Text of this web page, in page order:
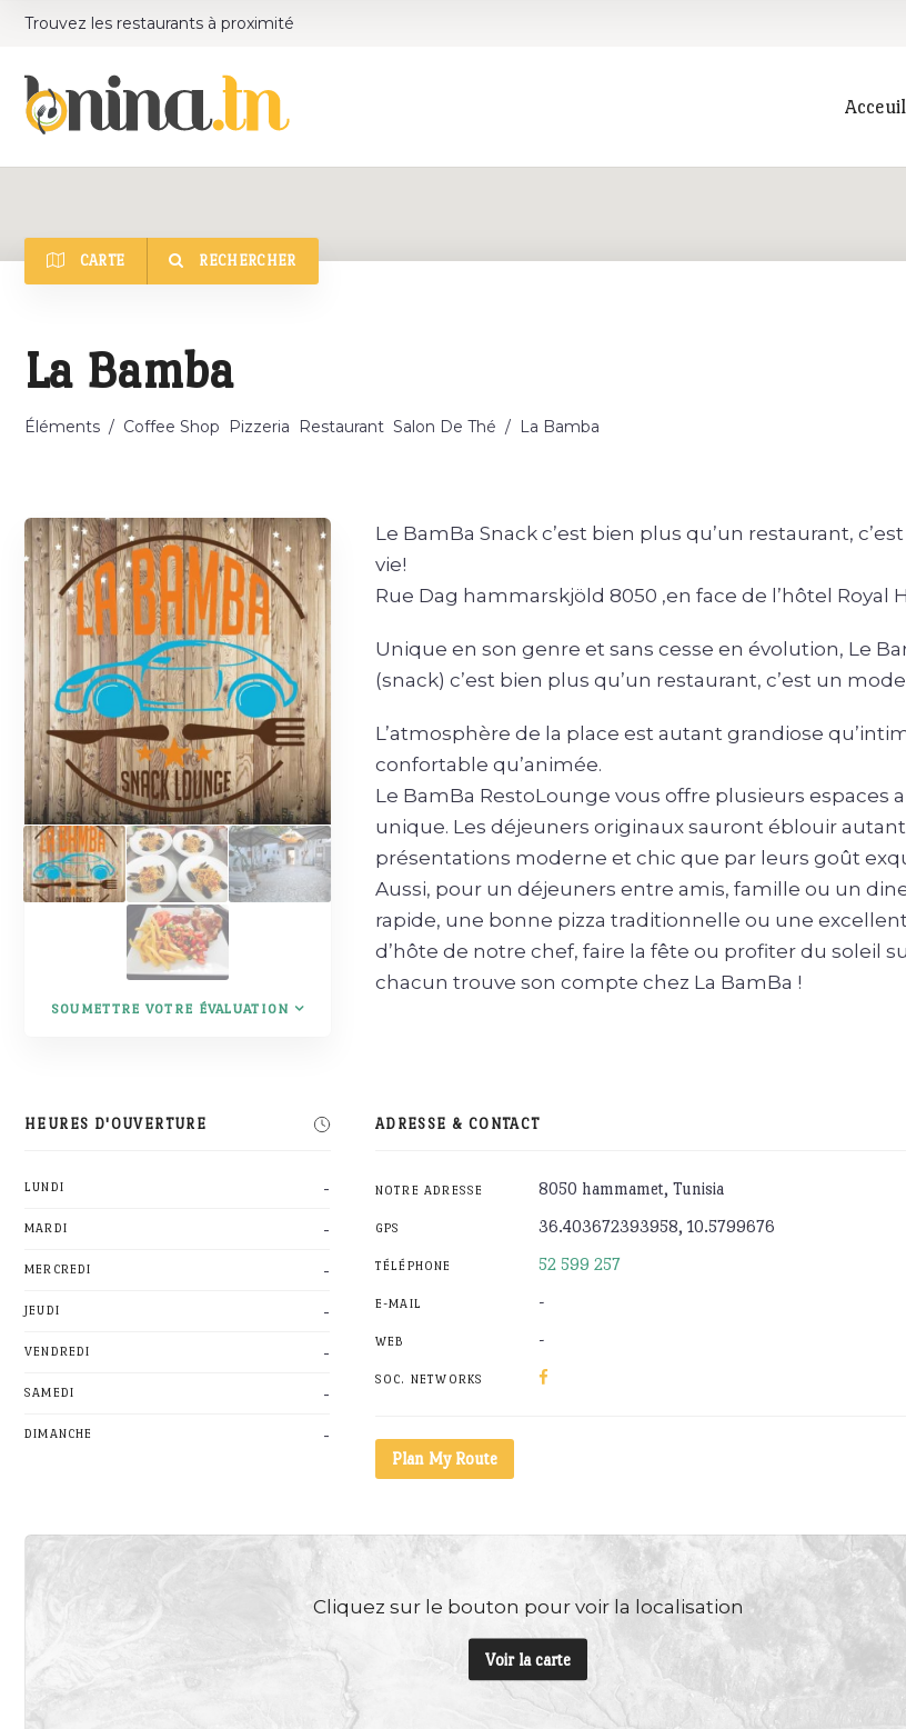
Trouvez les restaurants à proximité
Acceuil
CARTE RECHERCHER
La Bamba
Éléments / Coffee Shop Pizzeria Restaurant Salon De Thé / La Bamba
SOUMETTRE VOTRE ÉVALUATION
Le BamBa Snack c’est bien plus qu’un restaurant,
vie!
Rue Dag hammarskjöld 8050 ,en face de l’hôtel Royal
Unique en son genre et sans cesse en évolution, Le
(snack) c’est bien plus qu’un restaurant, c’est un
L’atmosphère de la place est autant grandiose
confortable qu’animée.
Le BamBa RestoLounge vous offre plusieurs espaces
unique. Les déjeuners originaux sauront éblouir
présentations moderne et chic que par leurs goût
Aussi, pour un déjeuners entre amis, famille ou un
rapide, une bonne pizza traditionnelle ou une
d’hôte de notre chef, faire la fête ou profiter du soleil
chacun trouve son compte chez La BamBa !
HEURES D'OUVERTURE
LUNDI -
MARDI -
MERCREDI -
JEUDI -
VENDREDI -
SAMEDI -
DIMANCHE -
ADRESSE & CONTACT
NOTRE ADRESSE 8050 hammamet, Tunisia
GPS 36.403672393958, 10.5799676
TÉLÉPHONE 52 599 257
E-MAIL -
WEB -
SOC. NETWORKS
Plan My Route
Cliquez sur le bouton pour voir la localisation
Voir la carte